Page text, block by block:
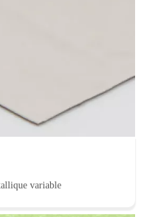
variable